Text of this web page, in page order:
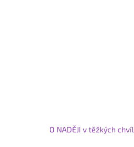
O NADĚJI v těžkých